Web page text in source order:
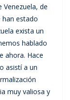
de
han estado
exista un
hablado
ahora. Hace
asistí a un
muy valiosa y